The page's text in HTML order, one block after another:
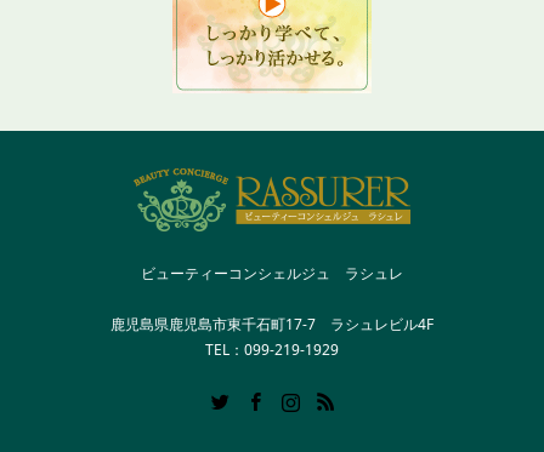
ビューティーコンシェルジュ ラシュレ
鹿児島県鹿児島市東千石町17-7 ラシュレビル4F
TEL：099-219-1929
RSS